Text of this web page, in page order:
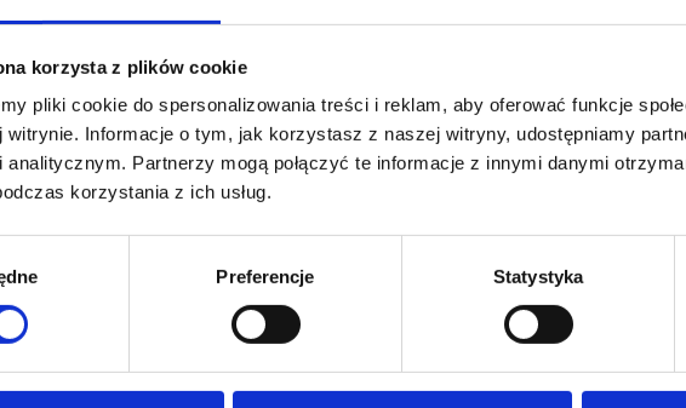
korzysta z plików cookie
pliki cookie do spersonalizowania treści i reklam, aby oferować funkcje
witrynie. Informacje o tym, jak korzystasz z naszej witryny, udostępniamy
analitycznym. Partnerzy mogą połączyć te informacje z innymi danymi
korzystania z ich usług.
Preferencje Statystyka